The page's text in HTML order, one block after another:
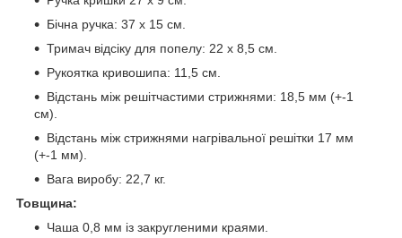
Бічна ручка: 37 x 15 см.
Тримач відсіку для попелу: 22 x 8,5 см.
Рукоятка кривошипа: 11,5 см.
Відстань між решітчастими стрижнями: 18,5 мм (+-1
см).
Відстань між стрижнями нагрівальної решітки 17 мм
(+-1 мм).
Вага виробу: 22,7 кг.
Товщина:
Чаша 0,8 мм із закругленими краями.